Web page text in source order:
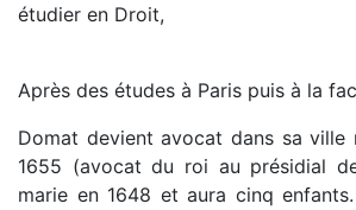
étudier en Droit,
Après des études à Paris puis à la
Domat devient avocat dans sa
1655 (avocat du roi au présidial
marie en 1648 et aura cinq